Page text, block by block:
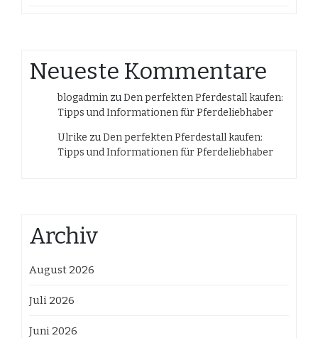
Neueste Kommentare
blogadmin zuDen perfekten Pferdestall kaufen:
Tipps und Informationen für Pferdeliebhaber
Ulrike zuDen perfekten Pferdestall kaufen:
Tipps und Informationen für Pferdeliebhaber
Archiv
August 2026
Juli 2026
Juni 2026